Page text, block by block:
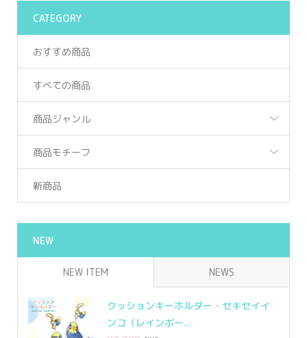
CATEGORY
おすすめ商品
すべての商品
商品ジャンル
商品モチーフ
新商品
NEW
NEW ITEM NEWS
クッションキーホルダー・セキセイイ
ンコ（レインボー...